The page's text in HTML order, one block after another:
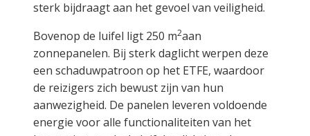
sterk bijdraagt aan het gevoel van veiligheid.
Bovenop de luifel ligt 250 m2aan
zonnepanelen. Bij sterk daglicht werpen deze
een schaduwpatroon op het ETFE, waardoor
de reizigers zich bewust zijn van hun
aanwezigheid. De panelen leveren voldoende
energie voor alle functionaliteiten van het